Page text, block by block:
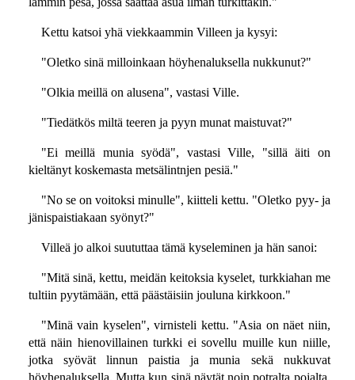
Kettu katsoi yhä viekkaammin Villeen ja kysyi:
"Oletko sinä milloinkaan höyhenaluksella nukkunut?"
"Olkia meillä on alusena", vastasi Ville.
"Tiedätkös miltä teeren ja pyyn munat maistuvat?"
"Ei meillä munia syödä", vastasi Ville, "sillä äiti on
kieltänyt koskemasta metsälintnjen pesiä."
"No se on voitoksi minulle", kiitteli kettu. "Oletko pyy- ja
jänispaistiakaan syönyt?"
Villeä jo alkoi suututtaa tämä kyseleminen ja hän sanoi:
"Mitä sinä, kettu, meidän keitoksia kyselet, turkkiahan me
tultiin pyytämään, että päästäisiin jouluna kirkkoon."
"Minä vain kyselen", virnisteli kettu. "Asia on näet niin,
että näin hienovillainen turkki ei sovellu muille kun niille,
jotka syövät linnun paistia ja munia sekä nukkuvat
höyhenaluksella. Mutta kun sinä näytät noin potralta pojalta,